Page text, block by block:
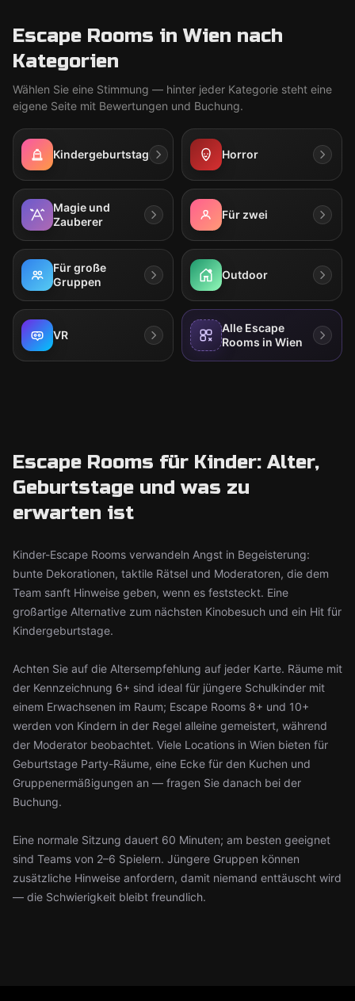
Escape Rooms in Wien nach
Kategorien
Wählen Sie eine Stimmung — hinter jeder Kategorie steht eine
eigene Seite mit Bewertungen und Buchung.
Kindergeburtstag Horror
Magie und
Zauberer
Für zwei
Für große
Gruppen
Outdoor
VR
Alle Escape
Rooms in Wien
Escape Rooms für Kinder: Alter,
Geburtstage und was zu
erwarten ist
Kinder-Escape Rooms verwandeln Angst in Begeisterung:
bunte Dekorationen, taktile Rätsel und Moderatoren, die dem
Team sanft Hinweise geben, wenn es feststeckt. Eine
großartige Alternative zum nächsten Kinobesuch und ein Hit für
Kindergeburtstage.
Achten Sie auf die Altersempfehlung auf jeder Karte. Räume mit
der Kennzeichnung 6+ sind ideal für jüngere Schulkinder mit
einem Erwachsenen im Raum; Escape Rooms 8+ und 10+
werden von Kindern in der Regel alleine gemeistert, während
der Moderator beobachtet. Viele Locations in Wien bieten für
Geburtstage Party-Räume, eine Ecke für den Kuchen und
Gruppenermäßigungen an — fragen Sie danach bei der
Buchung.
Eine normale Sitzung dauert 60 Minuten; am besten geeignet
sind Teams von 2–6 Spielern. Jüngere Gruppen können
zusätzliche Hinweise anfordern, damit niemand enttäuscht wird
— die Schwierigkeit bleibt freundlich.